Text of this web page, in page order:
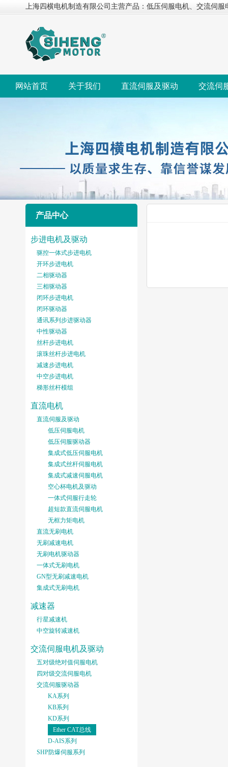
上海四横电机制造有限公司主营产品：低压伺服电机、交流伺
网站首页 关于我们 直流伺服及驱动 交流伺
产品中心
步进电机及驱动
驱控一体式步进电机
开环步进电机
二相驱动器
三相驱动器
闭环步进电机
闭环驱动器
通讯系列步进驱动器
中性驱动器
丝杆步进电机
滚珠丝杆步进电机
减速步进电机
中空步进电机
梯形丝杆模组
直流电机
直流伺服及驱动
低压伺服电机
低压伺服驱动器
集成式低压伺服电机
集成式丝杆伺服电机
集成式减速伺服电机
空心杯电机及驱动
一体式伺服行走轮
超短款直流伺服电机
无框力矩电机
直流无刷电机
无刷减速电机
无刷电机驱动器
一体式无刷电机
GN型无刷减速电机
集成式无刷电机
减速器
行星减速机
中空旋转减速机
交流伺服电机及驱动
五对级绝对值伺服电机
四对级交流伺服电机
交流伺服驱动器
KA系列
KB系列
KD系列
Ether CAT总线
D-AIS系列
SHP防爆伺服系列